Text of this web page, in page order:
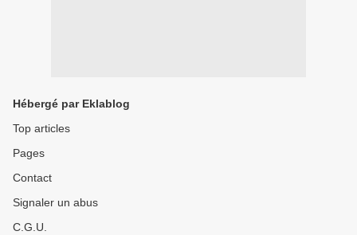
Hébergé par Eklablog
Top articles
Pages
Contact
Signaler un abus
C.G.U.